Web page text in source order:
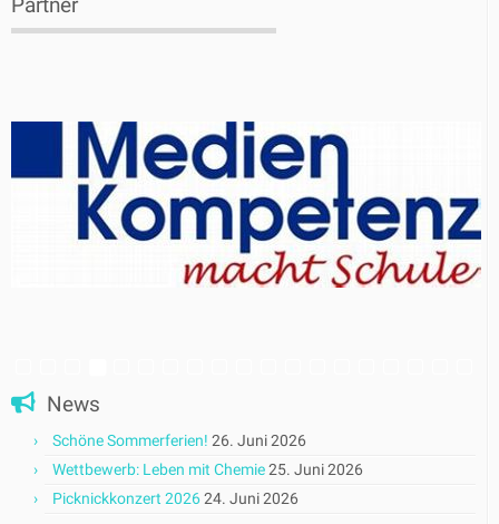
Partner
News
Schöne Sommerferien! 26. Juni 2026
Wettbewerb: Leben mit Chemie25. Juni 2026
Picknickkonzert 202624. Juni 2026